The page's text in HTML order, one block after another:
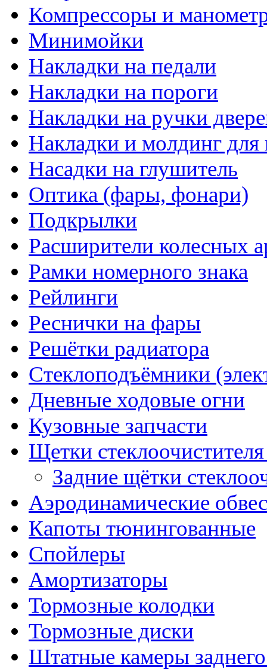
Компрессоры и
Минимойки
Накладки на педали
Накладки на пороги
Накладки на ручки
Накладки и молдинг для
Насадки на глушитель
Оптика (фары, фонари)
Подкрылки
Расширители колесных
Рамки номерного знака
Рейлинги
Реснички на фары
Решётки радиатора
Стеклоподъёмники
Дневные ходовые огни
Кузовные запчасти
Щетки
Задние щётки
Аэродинамические
Капоты тюнингованные
Спойлеры
Амортизаторы
Тормозные колодки
Тормозные диски
Штатные камеры